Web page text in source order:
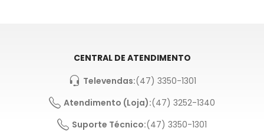
CENTRAL DE ATENDIMENTO
Televendas:(47) 3350-1301
Atendimento (Loja):(47) 3252-1340
Suporte Técnico:(47) 3350-1301